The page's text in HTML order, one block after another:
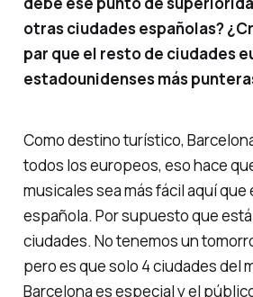
otras ciudades españolas?
par que el resto de ciudades
estadounidenses más
Como destino turístico,
todos los europeos, eso hace
musicales sea más fácil aquí que
española. Por supuesto que
ciudades. No tenemos un
pero es que solo 4 ciudades del
Barcelona es especial y el